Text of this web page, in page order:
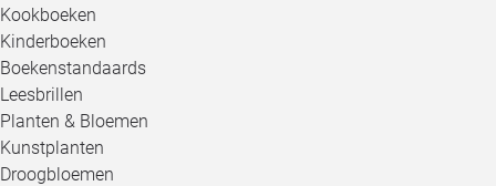
Kookboeken
Kinderboeken
Boekenstandaards
Leesbrillen
Planten & Bloemen
Kunstplanten
Droogbloemen